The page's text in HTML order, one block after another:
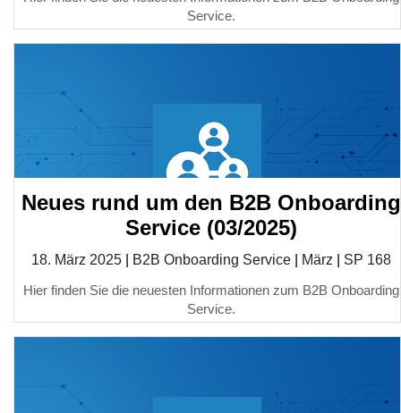
Service.
Neues rund um den B2B Onboarding
Service (03/2025)
18. März 2025 B2B Onboarding Service| März
SP 168
Hier finden Sie die neuesten Informationen zum B2B Onboarding
Service.